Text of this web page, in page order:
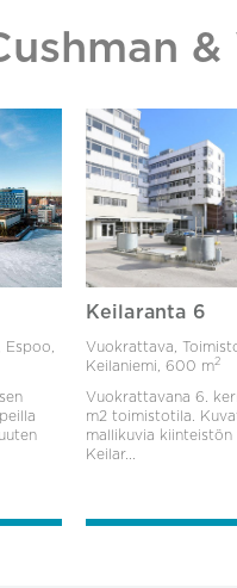
Keilaranta 6
Vuokrattava,
Keilaniemi, 600 m2
Vuokrattavana 6.
m2 toimistotila.
mallikuvia kiinteistön
Keilar...